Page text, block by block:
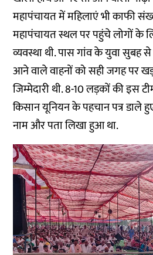
महापंचायत में महिलाएं भी काफी
महापंचायत स्थल पर पहुंचे लोगों के
व्यवस्था थी. पास गांव के युवा सुबह
आने वाले वाहनों को सही जगह पर
जिम्मेदारी थी. 8-10 लड़कों की इस
किसान यूनियन के पहचान पत्र डाले
नाम और पता लिखा हुआ था.